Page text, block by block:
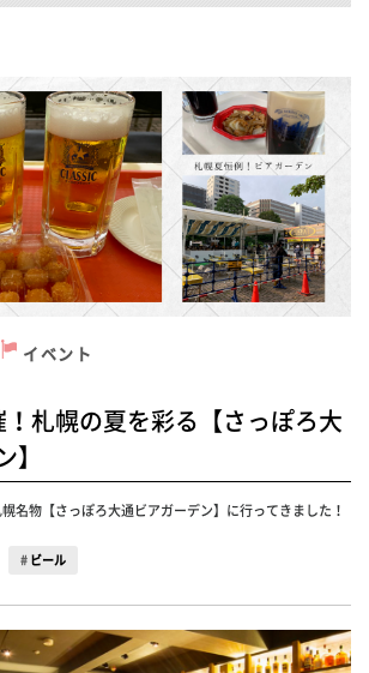
イベント
！札幌の夏を彩る【さっぽろ大
】
名物【さっぽろ大通ビアガーデン】に行ってきました！
ビール